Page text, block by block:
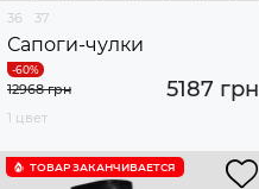
36 37
Сапоги-чулки
5187 грн
12968 грн
1 цвет
ТОВАР ЗАКАНЧИВАЕТСЯ